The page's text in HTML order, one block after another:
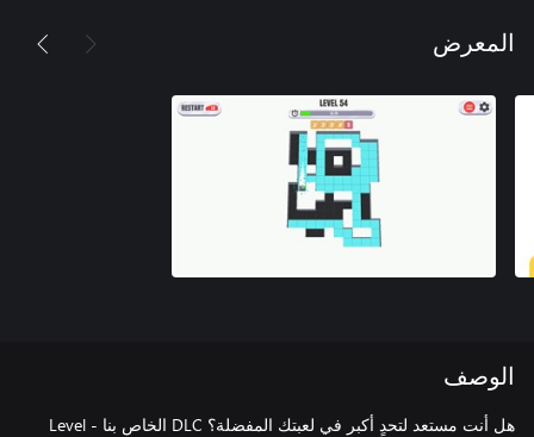
المعرض
الوصف
هل أنت مستعد لتحدٍ أكبر في لعبتك المفضلة؟ DLC الخاص بنا - Level